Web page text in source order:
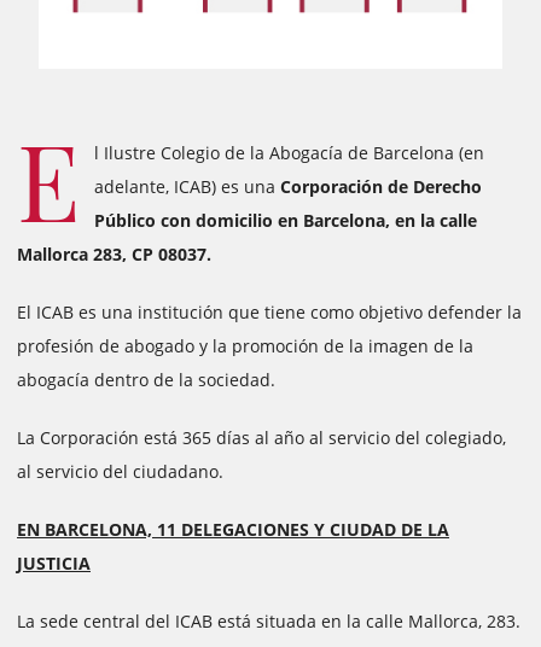
E
l Ilustre Colegio de la Abogacía de Barcelona (en
adelante, ICAB) es una Corporación de Derecho
Público con domicilio en Barcelona, en la calle
Mallorca 283, CP 08037.
El ICAB es una institución que tiene como objetivo defender la
profesión de abogado y la promoción de la imagen de la
abogacía dentro de la sociedad.
La Corporación está 365 días al año al servicio del colegiado,
al servicio del ciudadano.
EN BARCELONA, 11 DELEGACIONES Y CIUDAD DE LA
JUSTICIA
La sede central del ICAB está situada en la calle Mallorca, 283.